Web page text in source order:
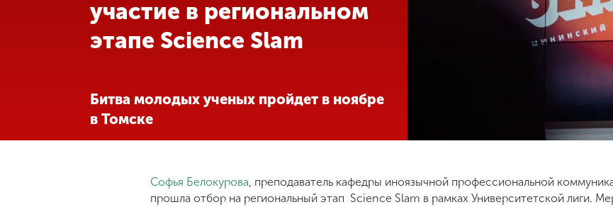
Другие виды
деятельности
участие в региональном
этапе Science Slam
Битва молодых ученых пройдет в ноябре
в Томске
Софья Белокурова, преподаватель кафедры иноязычной профессиональной
прошла отбор на региональный этап Science Slam в рамках Университетской лиги.